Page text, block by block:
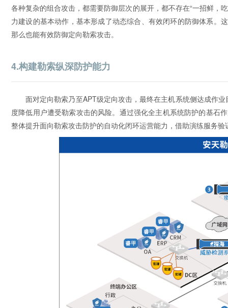
各种复杂的组合攻击，都需要防御层次的展开，都不存在“一招鲜，
力建设的基本动作，基本形成了动态综合、有效闭环的防御体系。
那么也能有效防御定向勒索攻击。
4.构建勒索纵深防护能力
面对定向勒索乃至APT级定向攻击，最终在主机系统侧达成作
度降低用户遭受勒索攻击的风险。通过强化全主机系统防护的基石
整体提升面向勒索攻击防护的自动化闭环运营能力，借助演练服务